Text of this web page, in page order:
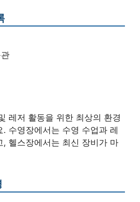
레저 활동을 위한 최상의 환경
. 수영장에서는 수영 수업과 레
, 헬스장에서는 최신 장비가 마